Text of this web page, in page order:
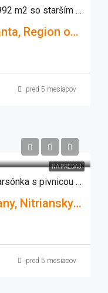
Veľkorysý stavebný pozemok 992 m2 so starším rodinný domom
Šoporňa, District of Galanta, Region of Trnava, Western Slovakia, 925 52, Slovakia
pred 5 mesiacov
NA PREDAJ
Moderná, komplet prerobená garsónka s pivnicou v obci Šalgovce-ihneď voľná !
Šalgovce, okres Topoľčany, Nitriansky kraj, Západné Slovensko, 956 06, Slovensko
pred 5 mesiacov